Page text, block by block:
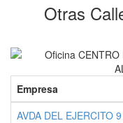
Otras
Empresa
AVDA DEL EJERCITO 9